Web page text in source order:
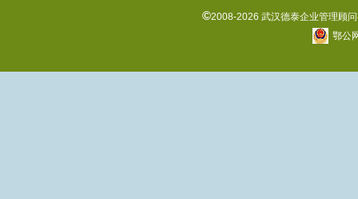
©2008-2026 武汉德泰企业管理顾
鄂公